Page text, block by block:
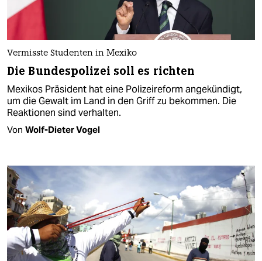
Vermisste Studenten in Mexiko
Die Bundespolizei soll es richten
Mexikos Präsident hat eine Polizeireform angekündigt,
um die Gewalt im Land in den Griff zu bekommen. Die
Reaktionen sind verhalten.
Von Wolf-Dieter Vogel